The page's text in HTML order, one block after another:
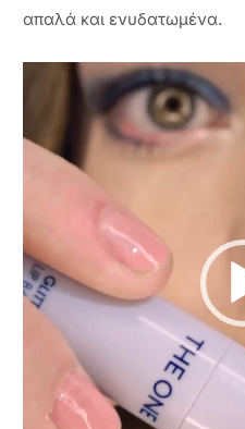
απαλά και ενυδατωμένα.
Πρόγραμμα
Αναπαραγωγής
Βίντεο